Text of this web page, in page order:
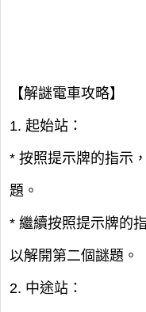
【解謎電車攻略】
1. 起始站：
* 按照提示牌的指示
題。
* 繼續按照提示牌的
以解開第二個謎題。
2. 中途站：